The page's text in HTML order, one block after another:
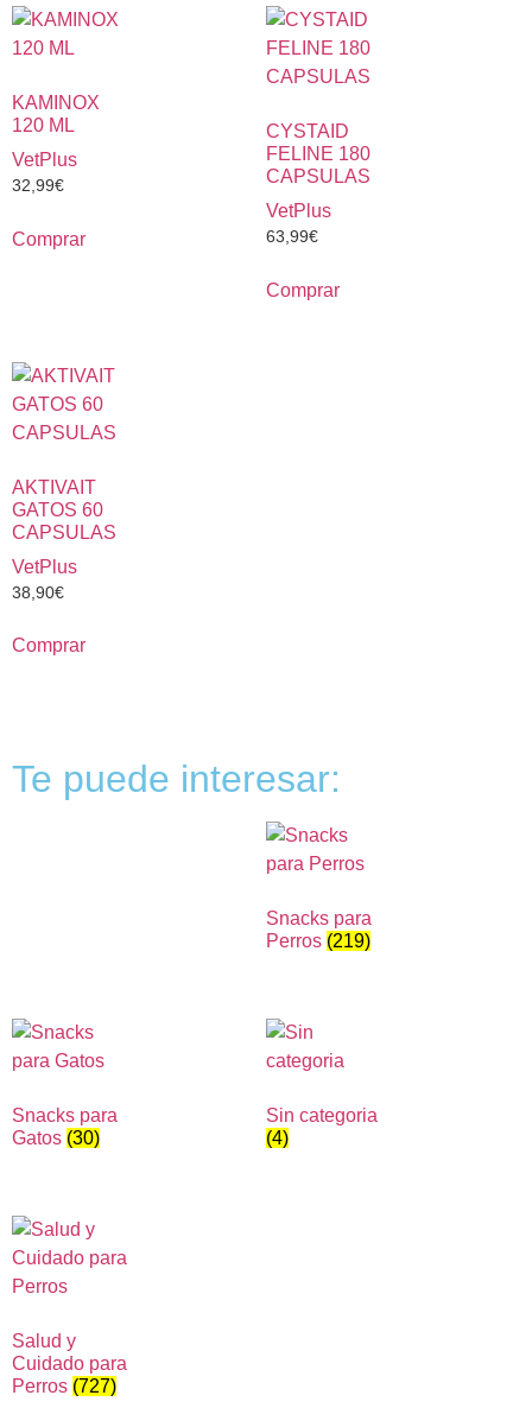
KAMINOX
120 ML
VetPlus
32,99€
Comprar
CYSTAID
FELINE 180
CAPSULAS
VetPlus
63,99€
Comprar
AKTIVAIT
GATOS 60
CAPSULAS
VetPlus
38,90€
Comprar
Te puede interesar:
Snacks para
Perros (219)
Snacks para
Gatos (30)
Sin categoria
(4)
Salud y
Cuidado para
Perros (727)